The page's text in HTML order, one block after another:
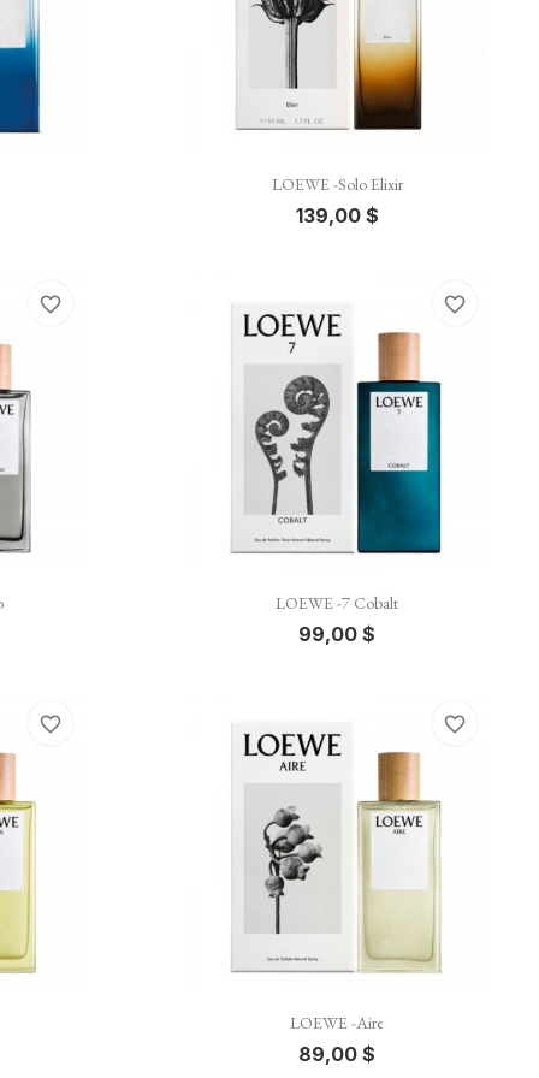
Vista rápida
LOEWE -Solo Elixir
139,00 $
favorite_border
Vista rápida
LOEWE -7 Cobalt
99,00 $
favorite_border
favorite_border
 Vista rápida
LOEWE -Aire
89,00 $
favorite_border